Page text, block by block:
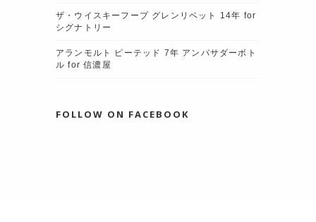
ザ・ウイスキーフープ グレンリベット 14年 for
シグナトリー
アランモルト ピーテッド 7年 アンバサダーボト
ル for 信濃屋
FOLLOW ON FACEBOOK